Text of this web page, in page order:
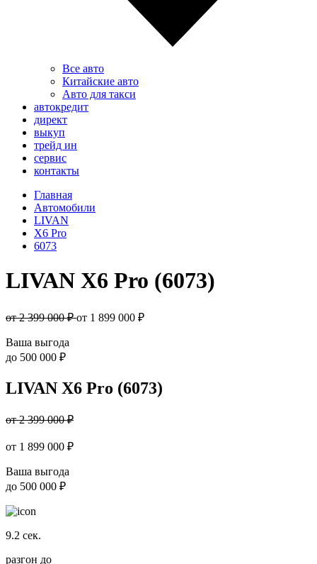
Все авто
Китайские авто
Авто для такси
автокредит
директ
выкуп
трейд ин
сервис
контакты
Главная
Автомобили
LIVAN
X6 Pro
6073
LIVAN X6 Pro (6073)
от 2 399 000 ₽от 1 899 000 ₽
Ваша выгода
до 500 000 ₽
LIVAN X6 Pro (6073)
от 2 399 000 ₽
от 1 899 000 ₽
Ваша выгода
до 500 000 ₽
9.2 сек.
разгон до